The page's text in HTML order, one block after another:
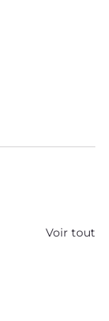
Voir tout